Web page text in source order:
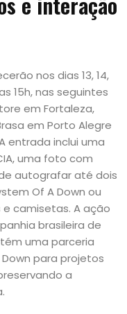
nos dias 13, 14,
15h, nas seguintes
em Fortaleza,
em Porto Alegre
entrada inclui uma
uma foto com
autografar até dois
Of A Down ou
camisetas. A ação
brasileira de
uma parceria
para projetos
a